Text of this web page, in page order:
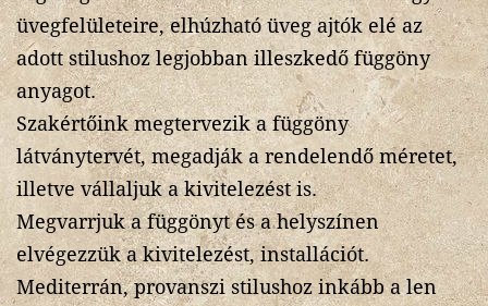
üvegfelületeire, elhúzható üveg ajtók elé az
adott stilushoz legjobban illeszkedő függöny
anyagot.
Szakértőink megtervezik a függöny
látványtervét, megadják a rendelendő méretet,
illetve vállaljuk a kivitelezést is.
Megvarrjuk a függönyt és a helyszínen
elvégezzük a kivitelezést, installációt.
Mediterrán, provanszi stilushoz inkább a len